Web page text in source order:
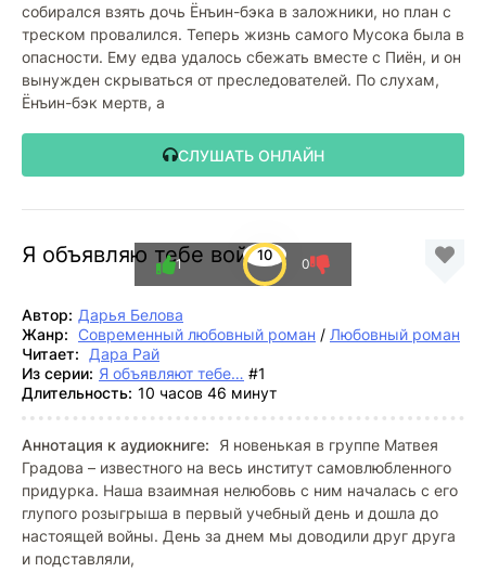
собирался взять дочь Ёнъин-бэка в заложники, но план с
треском провалился. Теперь жизнь самого Мусока была в
опасности. Ему едва удалось сбежать вместе с Пиён, и он
вынужден скрываться от преследователей. По слухам,
Ёнъин-бэк мертв, а
СЛУШАТЬ ОНЛАЙН
Я объявляю тебе войну
10
1 0
Автор: Дарья Белова
Жанр: Современный любовный роман / Любовный роман
Читает:
Дара Рай
Из серии: Я объявляют тебе… #1
Длительность: 10 часов 46 минут
Аннотация к аудиокниге:
Я новенькая в группе Матвея
Градова – известного на весь институт самовлюбленного
придурка. Наша взаимная нелюбовь с ним началась с его
глупого розыгрыша в первый учебный день и дошла до
настоящей войны. День за днем мы доводили друг друга
и подставляли,